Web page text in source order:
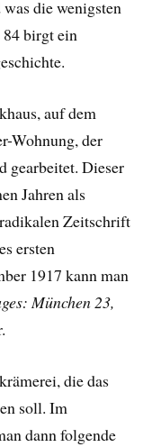
die wenigsten
84 birgt ein
auf dem
Wohnung, der
gearbeitet. Dieser
Jahren als
Zeitschrift
ersten
1917 kann man
München 23,
die das
soll. Im
dann folgende